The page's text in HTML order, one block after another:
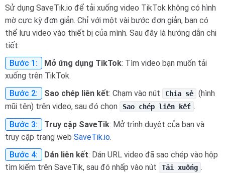
Sử dụng SaveTik.io để tải xuống video TikTok không có hình
mờ cực kỳ đơn giản. Chỉ với một vài bước đơn giản, bạn có
thể lưu video vào thiết bị của mình. Sau đây là hướng dẫn chi
tiết:
Bước 1:
Mở ứng dụng TikTok: Tìm video bạn muốn tải
xuống trên TikTok.
Bước 2:
Sao chép liên kết: Chạm vào nút Chia sẻ
(hình
mũi tên) trên video, sau đó chọn
Sao chép liên kết .
Bước 3:
Truy cập SaveTik: Mở trình duyệt của bạn và
truy cập trang web SaveTik.io.
Bước 4:
Dán liên kết: Dán URL video đã sao chép vào hộp
tìm kiếm trên SaveTik, sau đó nhấp vào nút
Tải xuống .